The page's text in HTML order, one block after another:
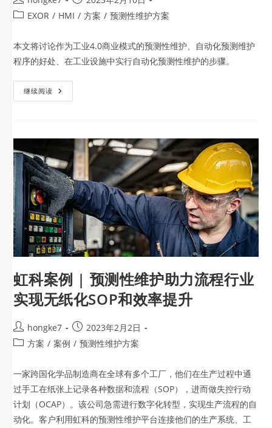
EXOR / HMI / 方案 / 预测性维护方案
本文将讨论作为工业4.0商业模式的预测性维护、自动化预测维护
程序的好处、在工业设施中实行自动化预测性维护的步骤。
继续阅读
虹科案例 | 预测性维护助力流程行业
实现无纸化SOP和效率提升
hongke7
2023年2月2日
方案 / 案例 / 预测性维护方案
一家跨国化学品制造商在全球有多个工厂，他们在生产过程中通
过手工在纸张上记录各种数据和流程（SOP），进而做失控行动
计划（OCAP）。该公司急需进行数字化转型，实现生产流程的自
动化。客户利用虹科的预测性维护平台连接他们的生产系统、工